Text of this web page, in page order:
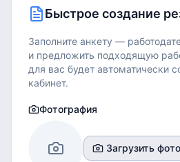
Быстрое создание
Заполните анкету —
и предложить подходящую
для вас будет автоматически
кабинет.
Фотография
Загрузить фото